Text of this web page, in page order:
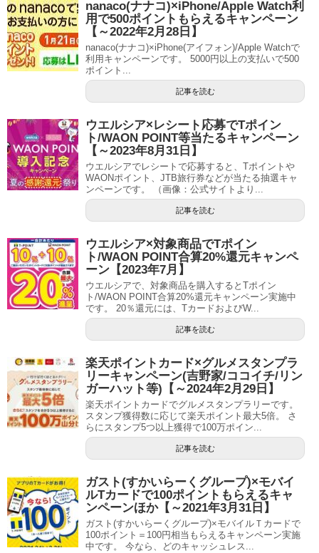
nanaco(ナナコ)×iPhone/Apple Watch利
用で500ポイントもらえるキャンペーン
【～2022年2月28日】
nanaco(ナナコ)×iPhone(アイフォン)/Apple Watchで
利用キャンペーンです。 5000円以上の支払いで500
ポイント...
記事を読む
ウエルシア×レシート応募でTポイン
ト/WAON POINT等当たるキャンペーン
【～2023年8月31日】
ウエルシアでレシートで応募すると、Tポイントや
WAONポイント、JTB旅行券などが当たる抽選キャ
ンペーンです。 （画像：公式サイトより...
記事を読む
ウエルシア×対象商品でTポイン
ト/WAON POINT合算20%還元キャンペ
ーン【2023年7月】
ウエルシアで、対象商品を購入するとTポイン
ト/WAON POINT合算20%還元キャンペーン実施中
です。 20％還元には、TカードおよびW...
記事を読む
楽天ポイントカード×グルメスタンプラ
リーキャンペーン(吉野家/ココイチ/リン
ガーハット等)【～2024年2月29日】
楽天ポイントカードでグルメスタンプラリーです。
スタンプ獲得数に応じて楽天ポイント最大5倍。 さ
らにスタンプ5つ以上獲得で100万ポイン...
記事を読む
ガスト(すかいらーくグループ)×モバイ
ルTカードで100ポイントもらえるキャ
ンペーンほか【～2021年3月31日】
ガスト(すかいらーくグループ)×モバイルＴカードで
100ポイント＝100円相当もらえるキャンペーン実施
中です。 今なら、どのキャッシュレス...